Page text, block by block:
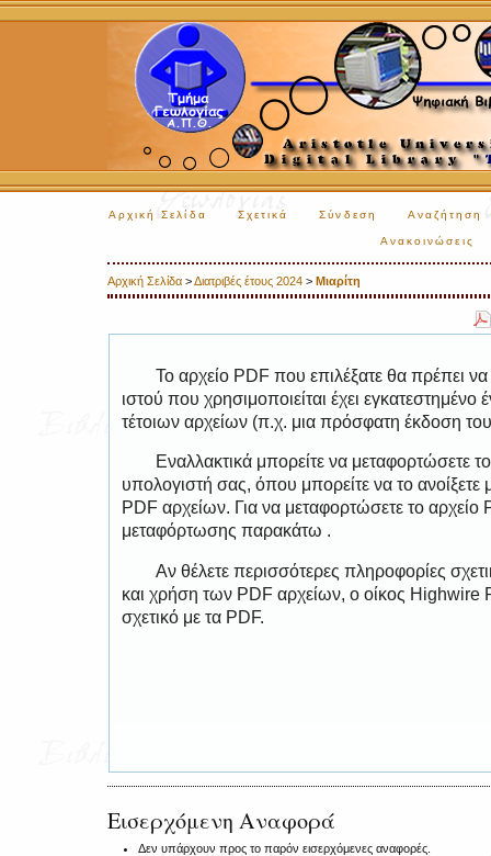
Αρχική Σελίδα Σχετικά Σύνδεση Αναζήτηση
Ανακοινώσεις
Αρχική Σελίδα >Διατριβές έτους 2024 > Μιαρίτη
Το αρχείο PDF που επιλέξατε θα πρέπει
ιστού που χρησιμοποιείται έχει
τέτοιων αρχείων (π.χ. μια πρόσφατη έκδοση
Εναλλακτικά μπορείτε να μεταφορτώσετε
υπολογιστή σας, όπου μπορείτε να το
PDF αρχείων. Για να μεταφορτώσετε το
μεταφόρτωσης παρακάτω .
Αν θέλετε περισσότερες πληροφορίες
και χρήση των PDF αρχείων, ο οίκος Highwire
σχετικό με τα PDF.
Εισερχόμενη Αναφορά
Δεν υπάρχουν προς το παρόν εισερχόμενες αναφορές.